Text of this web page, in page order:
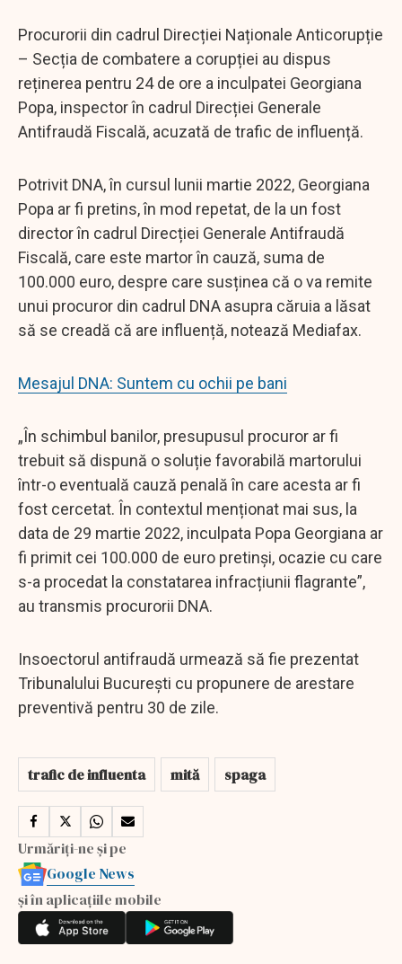
Procurorii din cadrul Direcției Naționale Anticorupție
– Secția de combatere a corupției au dispus
reținerea pentru 24 de ore a inculpatei Georgiana
Popa, inspector în cadrul Direcției Generale
Antifraudă Fiscală, acuzată de trafic de influență.
Potrivit DNA, în cursul lunii martie 2022, Georgiana
Popa ar fi pretins, în mod repetat, de la un fost
director în cadrul Direcției Generale Antifraudă
Fiscală, care este martor în cauză, suma de
100.000 euro, despre care susținea că o va remite
unui procuror din cadrul DNA asupra căruia a lăsat
să se creadă că are influență, notează Mediafax.
Mesajul DNA: Suntem cu ochii pe bani
„În schimbul banilor, presupusul procuror ar fi
trebuit să dispună o soluție favorabilă martorului
într-o eventuală cauză penală în care acesta ar fi
fost cercetat. În contextul menționat mai sus, la
data de 29 martie 2022, inculpata Popa Georgiana ar
fi primit cei 100.000 de euro pretinși, ocazie cu care
s-a procedat la constatarea infracțiunii flagrante”,
au transmis procurorii DNA.
Insoectorul antifraudă urmează să fie prezentat
Tribunalului București cu propunere de arestare
preventivă pentru 30 de zile.
trafic de influenta mită spaga
Urmăriți-ne și pe
Google News
și în aplicațiile mobile